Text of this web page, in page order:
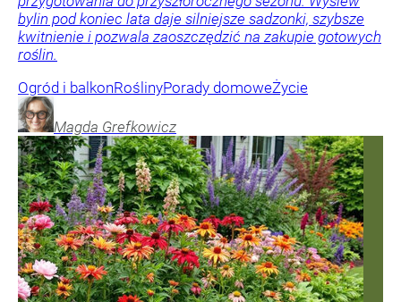
bylin pod koniec lata daje silniejsze sadzonki, szybsze
kwitnienie i pozwala zaoszczędzić na zakupie gotowych
roślin.
Ogród i balkonRoślinyPorady domoweŻycie
Magda Grefkowicz